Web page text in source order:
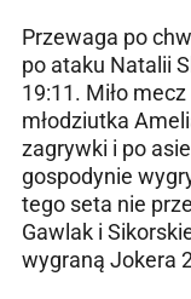
Przewaga po
po ataku Natalii
19:11. Miło
młodziutka
zagrywki i po
gospodynie
tego seta nie
Gawlak i
wygraną Jokera